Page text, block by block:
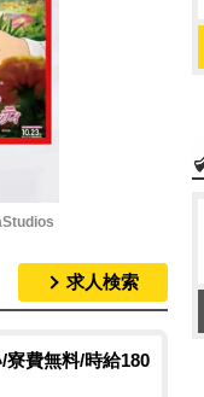
求人検索
寮費無料/時給180